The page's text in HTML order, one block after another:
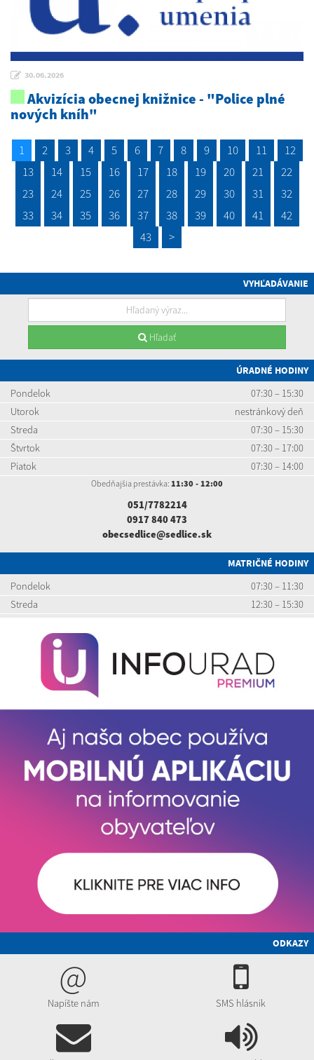
30.06.2026
Akvizícia obecnej knižnice - "Police plné
nových kníh"
1 2 3 4 5 6 7 8 9 10 11
12
13
14 15 16 17 18 19 20 21
22
23
24 25 26 27 28 29 30 31
32
33
34 35 36 37 38 39 40 41
42
43
>
VYHĽADÁVANIE
Hľadať
ÚRADNÉ HODINY
Pondelok
07:30 – 15:30
Utorok
nestránkový deň
Streda
07:30 – 15:30
Štvrtok
07:30 – 17:00
Piatok
07:30 – 14:00
Obedňajšia prestávka: 11:30 - 12:00
051/7782214
0917 840 473
obecsedlice@sedlice.sk
MATRIČNÉ HODINY
Pondelok
07:30 – 11:30
Streda
12:30 – 15:30
ODKAZY
@
Napíšte nám SMS hlásnik